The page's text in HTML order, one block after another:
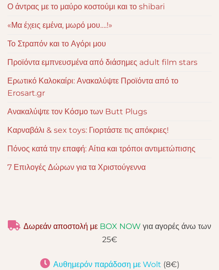
Ο άντρας με το μαύρο κοστούμι και το shibari
«Μα έχεις εμένα, μωρό μου….!»
Το Στραπόν και το Αγόρι μου
Προϊόντα εμπνευσμένα από διάσημες adult film stars
Ερωτικό Καλοκαίρι: Ανακαλύψτε Προϊόντα από το
Erosart.gr
Ανακαλύψτε τον Κόσμο των Butt Plugs
Καρναβάλι & sex toys: Γιορτάστε τις απόκριες!
Πόνος κατά την επαφή: Αίτια και τρόποι αντιμετώπισης
7 Επιλογές Δώρων για τα Χριστούγεννα
Δωρεάν αποστολή με BOX NOW για αγορές άνω των
25€
Αυθημερόν παράδοση με Wolt (8€)